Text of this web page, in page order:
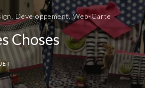
Développement,Web-Carte
Choses